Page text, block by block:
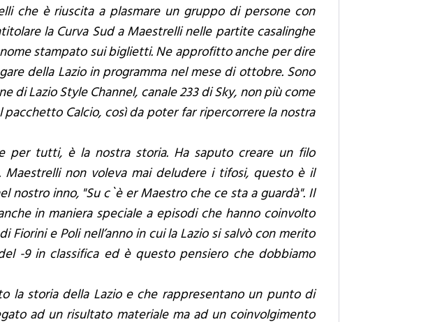
che è riuscita a plasmare un gruppo di persone con
la Curva Sud a Maestrelli nelle partite casalinghe
stampato sui biglietti. Ne approfitto anche per dire
della Lazio in programma nel mese di ottobre. Sono
Lazio Style Channel, canale 233 di Sky, non più come
Calcio, così da poter far ripercorrere la nostra
tutti, è la nostra storia. Ha saputo creare un filo
non voleva mai deludere i tifosi, questo è il
nostro inno, "Su c`è er Maestro che ce sta a guardà". Il
in maniera speciale a episodi che hanno coinvolto
e Poli nell’anno in cui la Lazio si salvò con merito
-9 in classifica ed è questo pensiero che dobbiamo
la storia della Lazio e che rappresentano un punto di
ad un risultato materiale ma ad un coinvolgimento